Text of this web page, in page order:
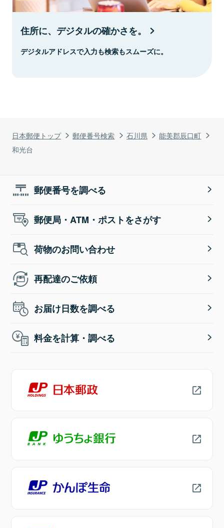
日本郵便トップ 郵便番号検索 石川県
能美郡辰口町
和光台
住所に、デジタルの確かさを。
デジタルアドレスで入力も検索もスムーズに。
郵便番号を調べる
郵便局・ATM・ポストをさがす
荷物のお問い合わせ
再配達のご依頼
お届け日数を調べる
料金を計算・調べる